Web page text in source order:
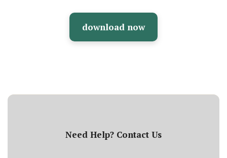
download now
Need Help? Contact Us